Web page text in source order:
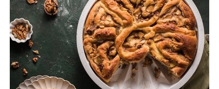
Food photography tips
Επικοινωνία
Συνεργασίες
Moments of Mine